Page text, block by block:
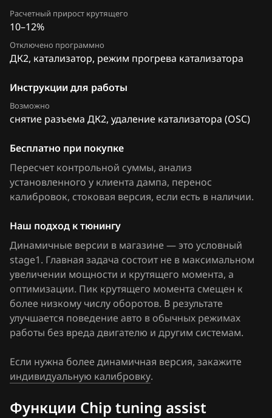
FAW
Ford
Forthing
Foton
Genesis
GMC
Great Wall
Groz
Haima
Haval
Hawtai
Hongqi
Расчетный прирост крутящего
10–12%
Отключено программно
ДК2, катализатор, режим прогрева катализатора
Инструкции для работы
Возможно
снятие разъема ДК2, удаление катализатора (OSC)
Бесплатно при покупке
Пересчет контрольной суммы, анализ
установленного у клиента дампа, перенос
калибровок, стоковая версия, если есть в наличии.
Наш подход к тюнингу
Динамичные версии в магазине — это условный
stage1. Главная задача состоит не в максимальном
увеличении мощности и крутящего момента, а
оптимизации. Пик крутящего момента смещен к
более низкому числу оборотов. В результате
улучшается поведение авто в обычных режимах
работы без вреда двигателю и другим системам.
Если нужна более динамичная версия, закажите
индивидуальную калибровку.
Функции Chip tuning assist